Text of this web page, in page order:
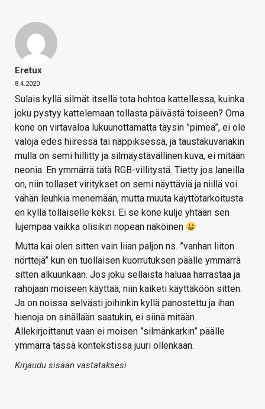
Eretux
8.4.2020
Sulais kyllä silmät itsellä tota hohtoa kattellessa, kuinka
joku pystyy kattelemaan tollasta päivästä toiseen? Oma
kone on virtavaloa lukuunottamatta täysin ”pimeä”, ei ole
valoja edes hiiressä tai näppiksessä, ja taustakuvanakin
mulla on semi hillitty ja silmäystävällinen kuva, ei mitään
neonia. En ymmärrä tätä RGB-villitystä. Tietty jos laneilla
on, niin tollaset viritykset on semi näyttäviä ja niillä voi
vähän leuhkia menemään, mutta muuta käyttötarkoitusta
en kyllä tollaiselle keksi. Ei se kone kulje yhtään sen
lujempaa vaikka olisikin nopean näköinen
Mutta kai olen sitten vain liian paljon ns. ”vanhan liiton
nörttejä” kun en tuollaisen kuorrutuksen päälle ymmärrä
sitten alkuunkaan. Jos joku sellaista haluaa harrastaa ja
rahojaan moiseen käyttää, niin kaiketi käyttäköön sitten.
Ja on noissa selvästi joihinkin kyllä panostettu ja ihan
hienoja on sinällään saatukin, ei siinä mitään.
Allekirjoittanut vaan ei moisen ”silmänkarkin” päälle
ymmärrä tässä kontekstissa juuri ollenkaan.
Kirjaudu sisään vastataksesi